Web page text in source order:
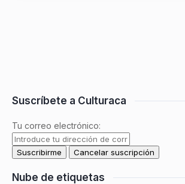
Suscríbete a Culturaca
Tu correo electrónico:
Nube de etiquetas